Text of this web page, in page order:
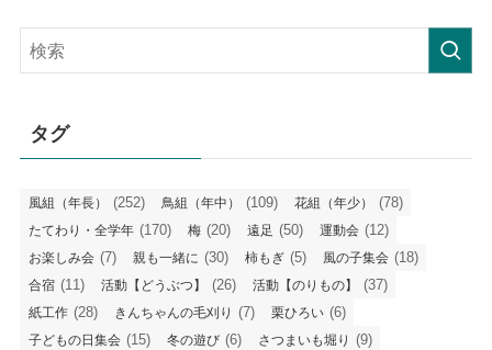
記
事
タグ
風組（年長） (252) 鳥組（年中） (109) 花組（年少） (78)
たてわり・全学年 (170) 梅 (20) 遠足 (50) 運動会 (12)
お楽しみ会 (7) 親も一緒に (30) 柿もぎ (5) 風の子集会 (18)
合宿 (11) 活動【どうぶつ】 (26) 活動【のりもの】 (37)
紙工作 (28) きんちゃんの毛刈り (7) 栗ひろい (6)
子どもの日集会 (15) 冬の遊び (6) さつまいも堀り (9)